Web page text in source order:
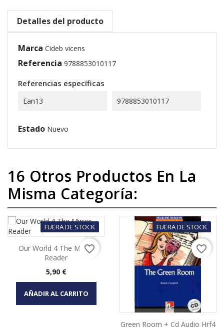
Detalles del producto
Marca Cideb vicens
Referencia 9788853010117
Referencias específicas
Ean13 9788853010117
Estado Nuevo
16 Otros Productos En La
Misma Categoría:
FUERA DE STOCK
Our World 4 The Mirror
Reader
Precio
5,90 €
AÑADIR AL CARRITO
favorite_border
FUERA DE STOCK
Green Room + Cd Audio Hrf4
favorite_border